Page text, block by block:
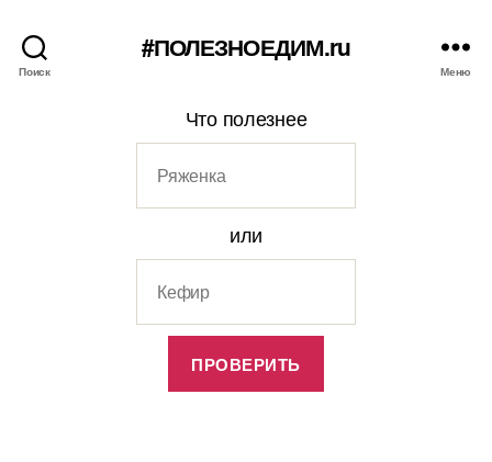
Поиск
#ПОЛЕЗНОЕДИМ.ru
Меню
Что полезнее
или